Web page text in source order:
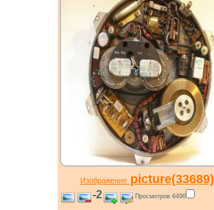
Изображениеpicture(33689)
-2 Просмотров 6496